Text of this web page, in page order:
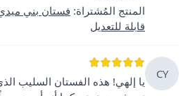
المنتج المُشتراة: فستان بني
قابلة للتعديل
CY
يا إلهي! هذه الفستان السليب